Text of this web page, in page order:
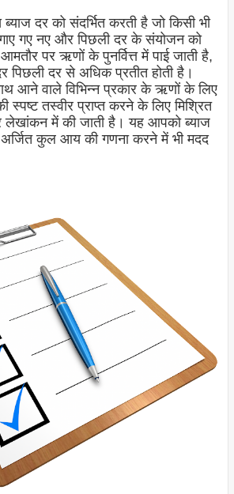
दर को संदर्भित करती है जो किसी भी
गए नए और पिछली दर के संयोजन को
पर ऋणों के पुनर्वित्त में पाई जाती है,
पिछली दर से अधिक प्रतीत होती है।
आने वाले विभिन्न प्रकार के ऋणों के लिए
स्पष्ट तस्वीर प्राप्त करने के लिए मिश्रित
लेखांकन में की जाती है। यह आपको ब्याज
अर्जित कुल आय की गणना करने में भी मदद